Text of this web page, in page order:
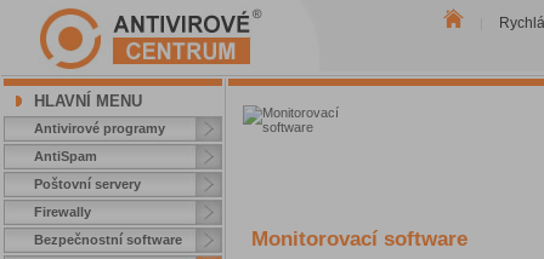
HLAVNÍ MENU
Antivirové programy
AntiSpam
Poštovní servery
Firewally
Bezpečnostní software
Monitorovací software